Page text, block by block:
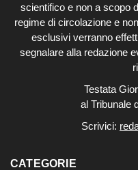
scientifico e non a scopo
regime di circolazione e
esclusivi verranno
segnalare alla redazione
Testata
al Tribunale
Scrivici:
CATEGORIE